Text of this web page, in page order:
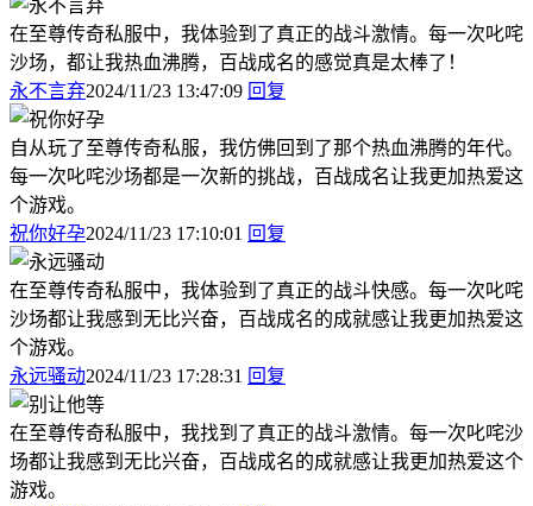
在至尊传奇私服中，我体验到了真正的战斗激情。每一次叱咤
沙场，都让我热血沸腾，百战成名的感觉真是太棒了！
永不言弃2024/11/23 13:47:09 回复
自从玩了至尊传奇私服，我仿佛回到了那个热血沸腾的年代。
每一次叱咤沙场都是一次新的挑战，百战成名让我更加热爱这
个游戏。
祝你好孕2024/11/23 17:10:01 回复
在至尊传奇私服中，我体验到了真正的战斗快感。每一次叱咤
沙场都让我感到无比兴奋，百战成名的成就感让我更加热爱这
个游戏。
永远骚动2024/11/23 17:28:31 回复
在至尊传奇私服中，我找到了真正的战斗激情。每一次叱咤沙
场都让我感到无比兴奋，百战成名的成就感让我更加热爱这个
游戏。